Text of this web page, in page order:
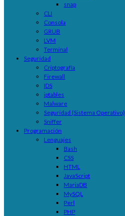
snap
CLI
Consola
GRUB
LVM
Terminal
Seguridad
Criptografía
Firewall
IDS
iptables
Malware
Seguridad (Sistema Operativo)
Sniffer
Programación
Lenguajes
Bash
CSS
HTML
JavaScript
MariaDB
MySQL
Perl
PHP